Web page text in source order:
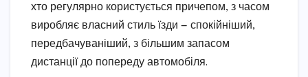
хто регулярно користується причепом, з часом
виробляє власний стиль їзди — спокійніший,
передбачуваніший, з більшим запасом
дистанції до попереду автомобіля.